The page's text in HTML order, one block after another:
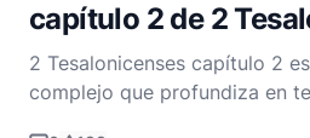
capítulo 2 de 2
2 Tesalonicenses capítulo 2
complejo que profundiza en